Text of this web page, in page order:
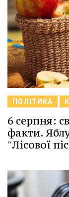
ПОЛІТИКА
6 серпня:
факти.
"Лісової